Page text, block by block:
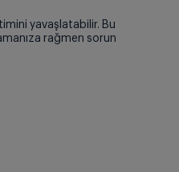
yavaşlatabilir. Bu
rağmen sorun